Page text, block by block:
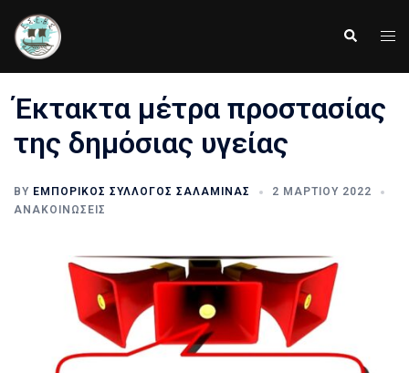
content
Search
Έκτακτα μέτρα προστασίας
της δημόσιας υγείας
BY ΕΜΠΟΡΙΚΌΣ ΣΎΛΛΟΓΟΣ ΣΑΛΑΜΊΝΑΣ
2 ΜΑΡΤΊΟΥ 2022
ΑΝΑΚΟΙΝΏΣΕΙΣ